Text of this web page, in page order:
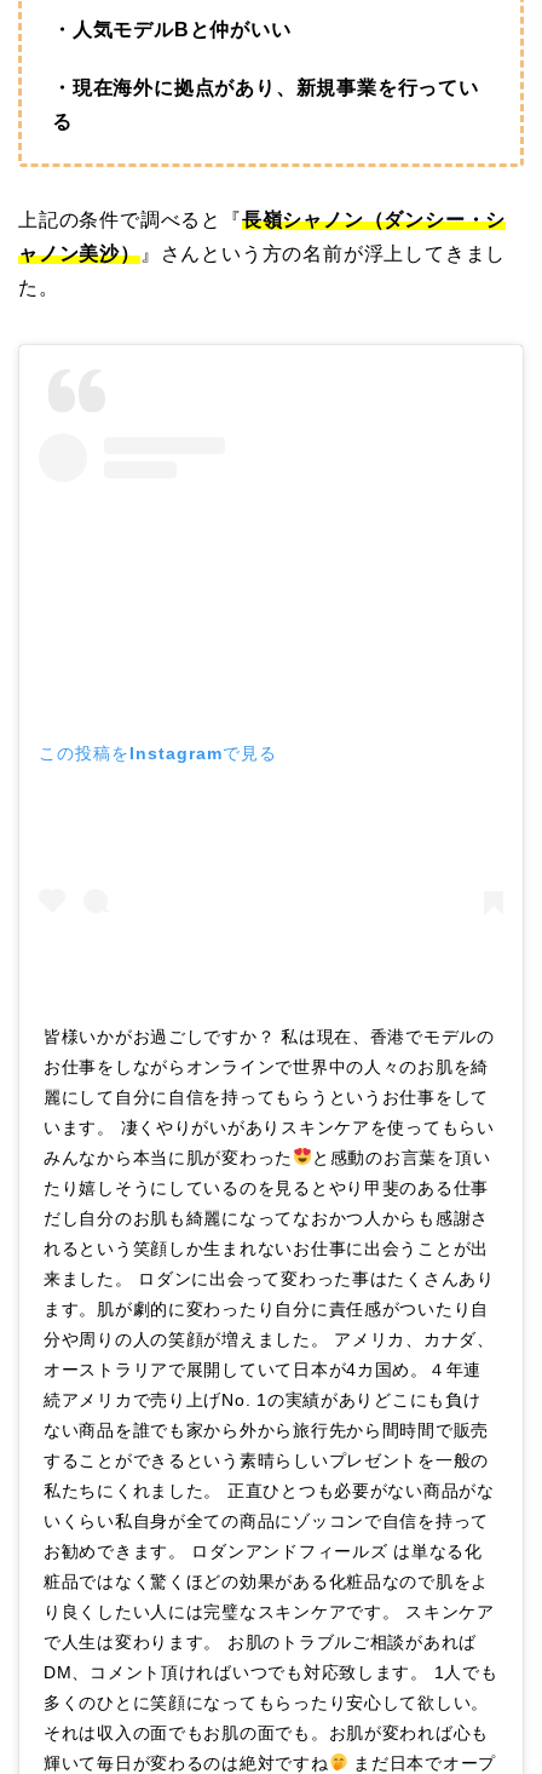
・人気モデルBと仲がいい
・現在海外に拠点があり、新規事業を行ってい
る
上記の条件で調べると『長嶺シャノン（ダンシー・シ
ャノン美沙）』さんという方の名前が浮上してきまし
た。
この投稿をInstagramで見る
皆様いかがお過ごしですか？ 私は現在、香港でモデルの
お仕事をしながらオンラインで世界中の人々のお肌を綺
麗にして自分に自信を持ってもらうというお仕事をして
います。 凄くやりがいがありスキンケアを使ってもらい
みんなから本当に肌が変わった
と感動のお言葉を頂い
たり嬉しそうにしているのを見るとやり甲斐のある仕事
だし自分のお肌も綺麗になってなおかつ人からも感謝さ
れるという笑顔しか生まれないお仕事に出会うことが出
来ました。 ロダンに出会って変わった事はたくさんあり
ます。肌が劇的に変わったり自分に責任感がついたり自
分や周りの人の笑顔が増えました。 アメリカ、カナダ、
オーストラリアで展開していて日本が4カ国め。４年連
続アメリカで売り上げNo. 1の実績がありどこにも負け
ない商品を誰でも家から外から旅行先から間時間で販売
することができるという素晴らしいプレゼントを一般の
私たちにくれました。 正直ひとつも必要がない商品がな
いくらい私自身が全ての商品にゾッコンで自信を持って
お勧めできます。 ロダンアンドフィールズ は単なる化
粧品ではなく驚くほどの効果がある化粧品なので肌をよ
り良くしたい人には完璧なスキンケアです。 スキンケア
で人生は変わります。 お肌のトラブルご相談があれば
DM、コメント頂ければいつでも対応致します。 1人でも
多くのひとに笑顔になってもらったり安心して欲しい。
それは収入の面でもお肌の面でも。お肌が変われば心も
輝いて毎日が変わるのは絶対ですね
まだ日本でオープ